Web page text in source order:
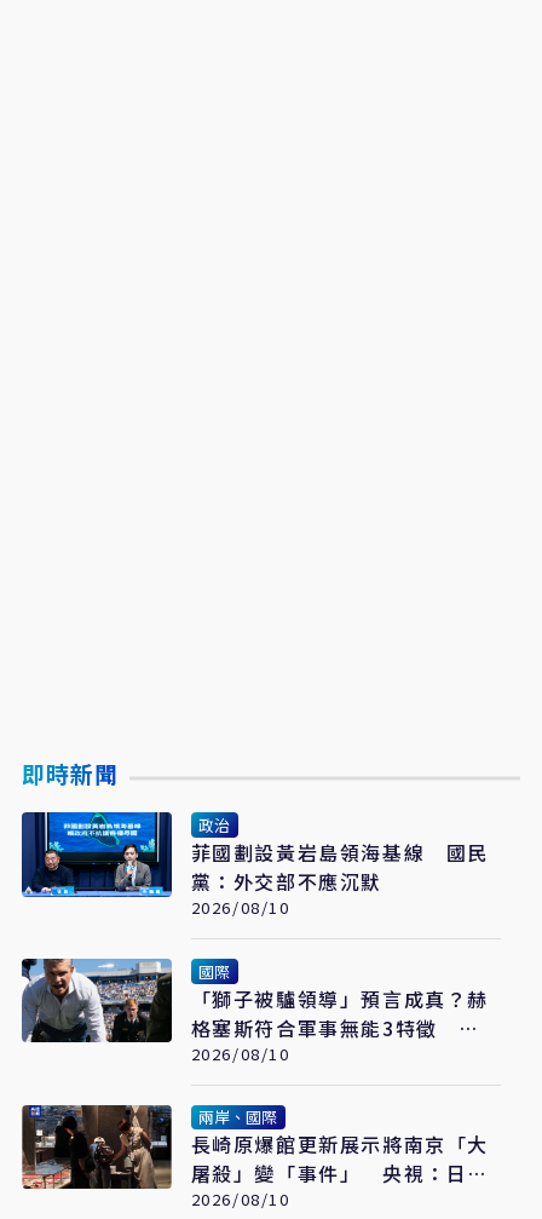
即時新聞
政治
菲國劃設黃岩島領海基線 國民
黨：外交部不應沉默
2026/08/10
國際
「獅子被驢領導」預言成真？赫
格塞斯符合軍事無能3特徵
《軍事無能心理學》半世紀後受
矚目
2026/08/10
兩岸、國際
長崎原爆館更新展示將南京「大
屠殺」變「事件」 央視：日本
又在偷改歷史
2026/08/10